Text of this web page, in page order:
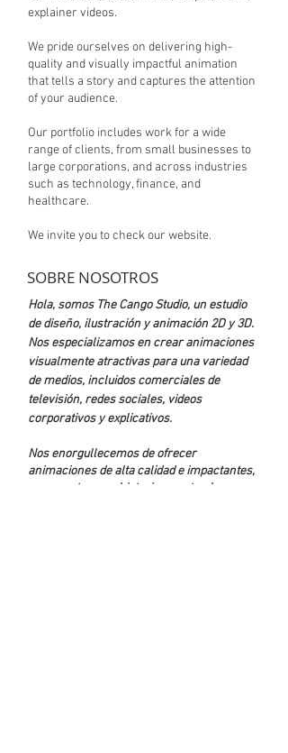
explainer videos.
We pride ourselves on delivering high-
quality and visually impactful animation
that tells a story and captures the attention
of your audience.
Our portfolio includes work for a wide
range of clients, from small businesses to
large corporations, and across industries
such as technology, finance, and
healthcare.
We invite you to check our website.
SOBRE NOSOTROS
Hola, somos The Cango Studio, un estudio
de diseño, ilustración y animación 2D y 3D.
Nos especializamos en crear animaciones
visualmente atractivas para una variedad
de medios, incluidos comerciales de
televisión, redes sociales, videos
corporativos y explicativos.
Nos enorgullecemos de ofrecer
animaciones de alta calidad e impactantes,
que cuentan una historia y captan la